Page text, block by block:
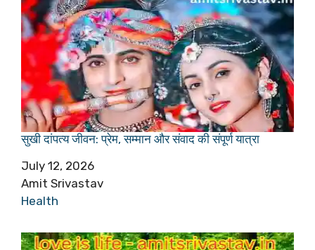
सुखी दांपत्य जीवन: प्रेम, सम्मान और संवाद की संपूर्ण यात्रा
Date
July 12, 2026
Author
Amit Srivastav
In relation to
Health